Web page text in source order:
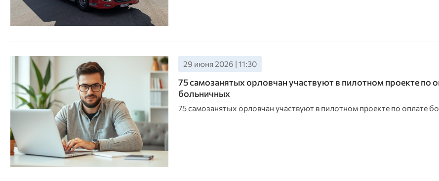
29 июня 2026 | 11:30
75 самозанятых орловчан участвуют в пилотном проекте по
больничных
75 самозанятых орловчан участвуют в пилотном проекте по оплате